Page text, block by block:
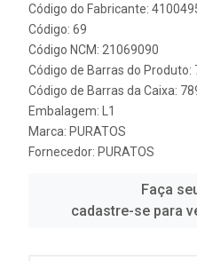
Código do Fabricante:
Código: 69
Código NCM: 21069090
Código de Barras do Produto:
Código de Barras da Caixa:
Embalagem: L1
Marca: PURATOS
Fornecedor: PURATOS
Faça
cadastre-se para